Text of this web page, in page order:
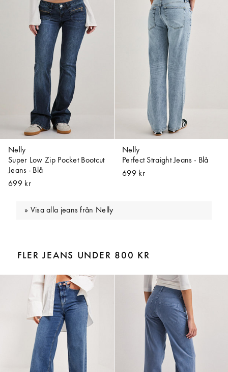
Nelly
Super Low Zip Pocket Bootcut
Jeans - Blå
699 kr
Nelly
Perfect Straight Jeans - Blå
699 kr
Visa alla jeans från Nelly
FLER JEANS UNDER 800 KR